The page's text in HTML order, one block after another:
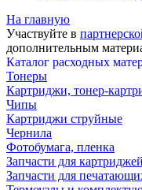
На главную
Участвуйте в
дополнительным
Каталог расходных
Тонеры
Картриджи, тонер-
Чипы
Картриджи струйные
Чернила
Фотобумага, пленка
Запчасти для картриджей
Запчасти для